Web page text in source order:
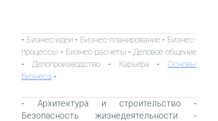
- Бизнес-идеи - Бизнес-планирование- Бизнес-
процессы - Бизнес-расчеты - Деловое общение
- Делопроизводство - Карьера - Основы
бизнеса -
- Архитектура и строительство -
Безопасность жизнедеятельности -